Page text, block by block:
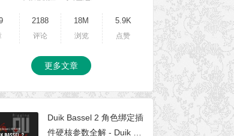
2188
评论
18M
浏览
5.9K
点赞
更多文章
Duik Bassel 2 角色绑定插
件硬核参数全解 - Duik 16